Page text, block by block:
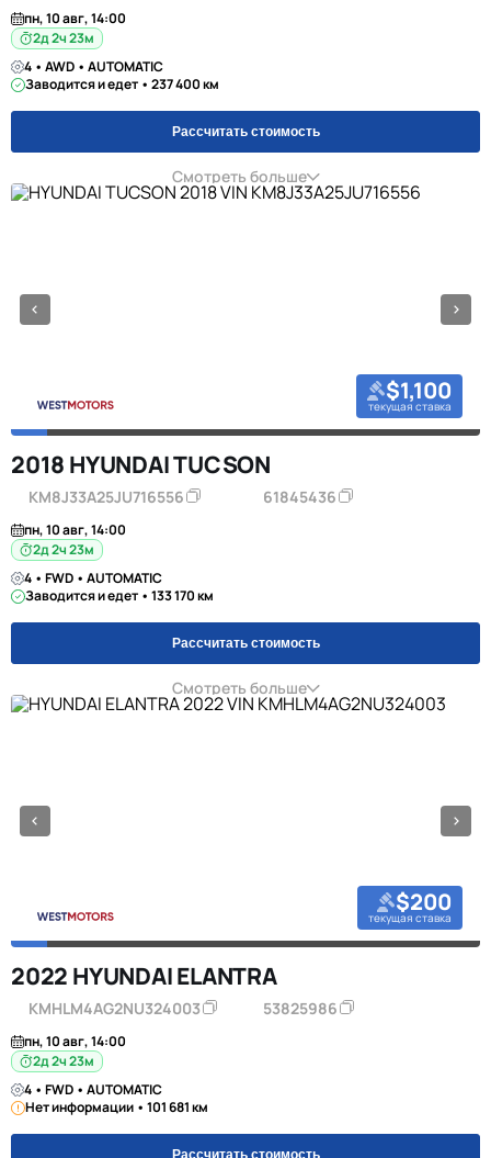
пн, 10 авг, 14:00
2д 2ч 23м
4 • AWD • AUTOMATIC
Заводится и едет • 237 400 км
Рассчитать стоимость
Смотреть больше
$1,100
текущая ставка
2018 HYUNDAI TUCSON
KM8J33A25JU716556 61845436
пн, 10 авг, 14:00
2д 2ч 23м
4 • FWD • AUTOMATIC
Заводится и едет • 133 170 км
Рассчитать стоимость
Смотреть больше
$200
текущая ставка
2022 HYUNDAI ELANTRA
KMHLM4AG2NU324003 53825986
пн, 10 авг, 14:00
2д 2ч 23м
4 • FWD • AUTOMATIC
Нет информации • 101 681 км
Рассчитать стоимость